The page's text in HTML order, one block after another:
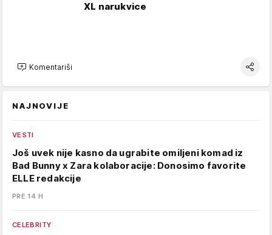
XL narukvice
Komentariši
NAJNOVIJE
VESTI
Još uvek nije kasno da ugrabite omiljeni komad iz
Bad Bunny x Zara kolaboracije: Donosimo favorite
ELLE redakcije
PRE 14 H
CELEBRITY